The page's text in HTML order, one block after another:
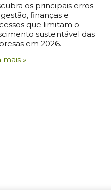
os principais erros
finanças e
que limitam o
sustentável das
em 2026.
mais »